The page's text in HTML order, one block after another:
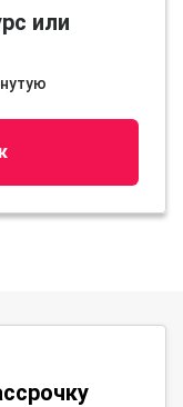
или